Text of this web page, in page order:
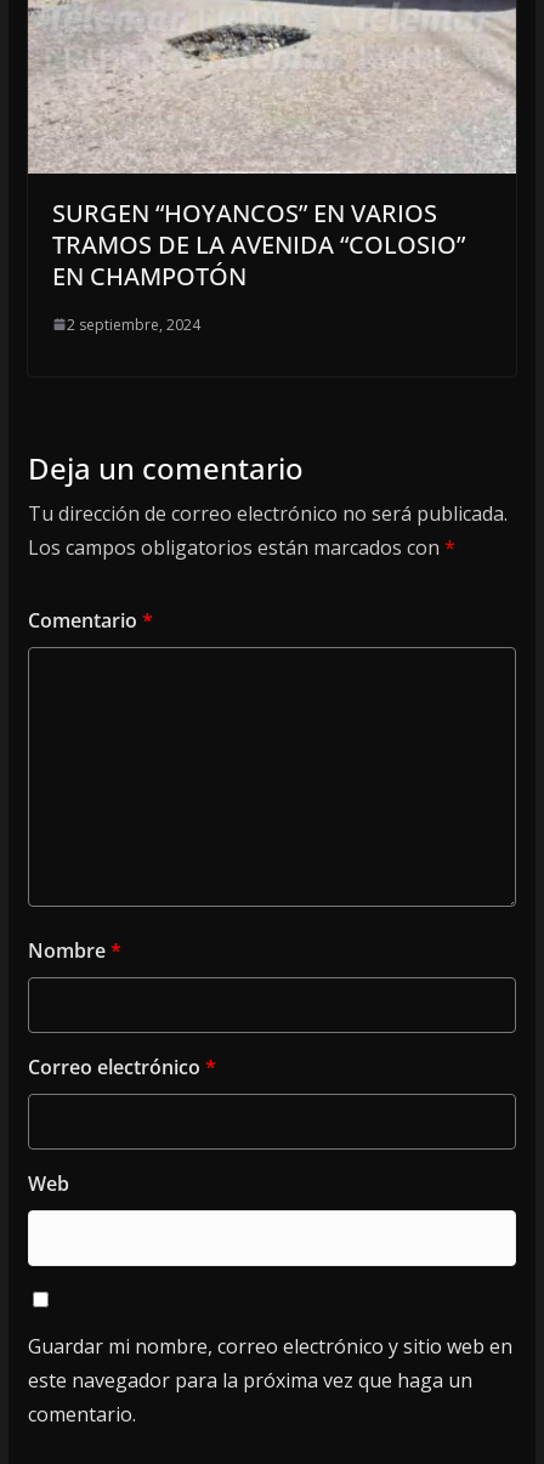
SURGEN “HOYANCOS” EN VARIOS
TRAMOS DE LA AVENIDA “COLOSIO”
EN CHAMPOTÓN
2 septiembre, 2024
Deja un comentario
Tu dirección de correo electrónico no será publicada.
Los campos obligatorios están marcados con *
Comentario *
Nombre*
Correo electrónico *
Web
Guardar mi nombre, correo electrónico y sitio web en
este navegador para la próxima vez que haga un
comentario.